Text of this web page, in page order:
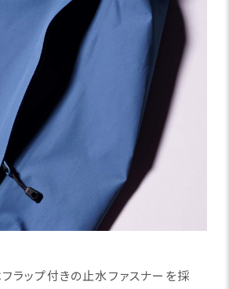
ラップ付きの止水ファスナーを採